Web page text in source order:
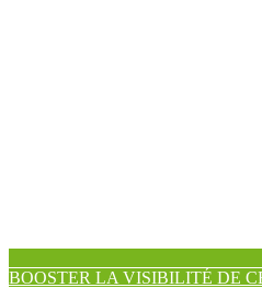
BOOSTER LA VISIBILITÉ DE